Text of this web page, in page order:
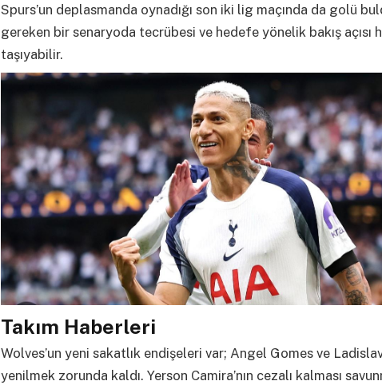
Spurs’un deplasmanda oynadığı son iki lig maçında da golü
gereken bir senaryoda tecrübesi ve hedefe yönelik bakış açısı
taşıyabilir.
Takım Haberleri
Wolves’un yeni sakatlık endişeleri var; Angel Gomes ve
yenilmek zorunda kaldı. Yerson Camira’nın cezalı kalması